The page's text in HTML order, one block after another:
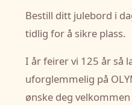
Bestill ditt julebord i
tidlig for å sikre plass.
I år feirer vi 125 år så
uforglemmelig på
ønske deg